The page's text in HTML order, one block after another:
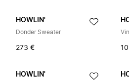
HOWLIN'
Donder Sweater
273 €
HOWLIN'